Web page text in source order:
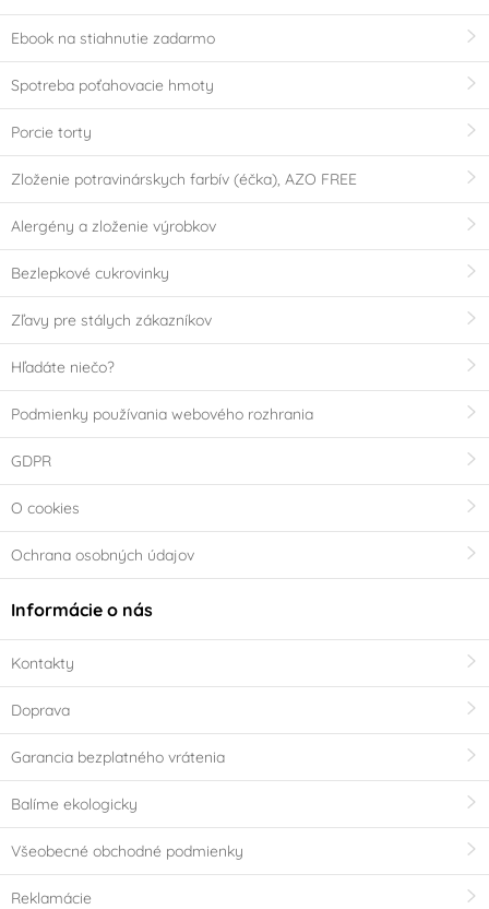
Ebook na stiahnutie zadarmo
Spotreba poťahovacie hmoty
Porcie torty
Zloženie potravinárskych farbív (éčka), AZO FREE
Alergény a zloženie výrobkov
Bezlepkové cukrovinky
Zľavy pre stálych zákazníkov
Hľadáte niečo?
Podmienky používania webového rozhrania
GDPR
O cookies
Ochrana osobných údajov
Informácie o nás
Kontakty
Doprava
Garancia bezplatného vrátenia
Balíme ekologicky
Všeobecné obchodné podmienky
Reklamácie